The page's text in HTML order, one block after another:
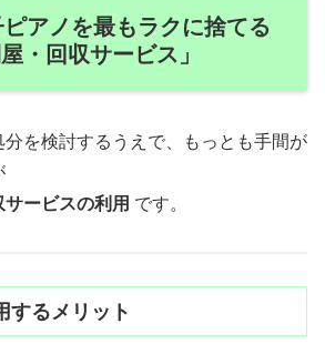
アノを最もラクに捨てる
・回収サービス」
を検討するうえで、もっとも手間が
ービスの利用 です。
るメリット